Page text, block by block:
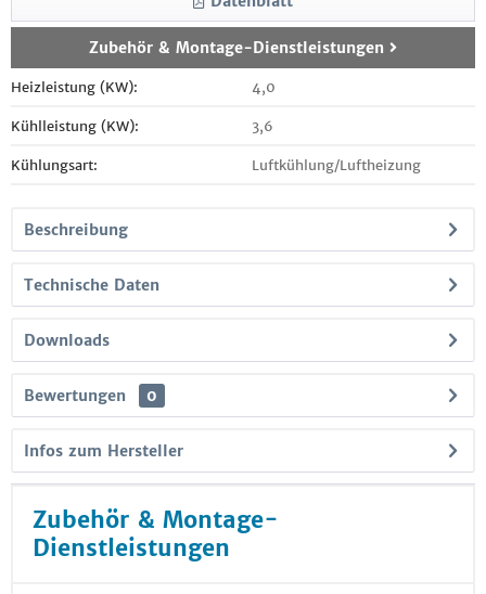
Zubehör & Montage-Dienstleistungen
Heizleistung (KW): 4,0
Kühlleistung (KW): 3,6
Kühlungsart: Luftkühlung/Luftheizung
Beschreibung
Technische Daten
Downloads
Bewertungen 0
Infos zum Hersteller
Zubehör & Montage-
Dienstleistungen